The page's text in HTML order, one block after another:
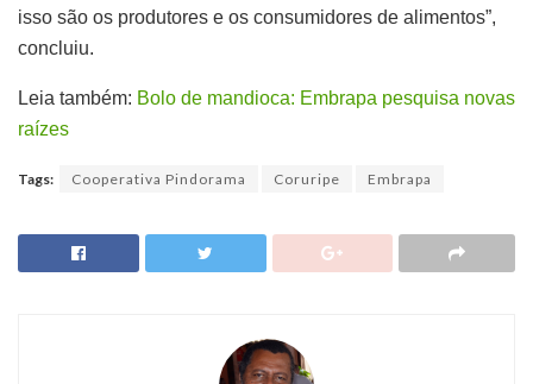
isso são os produtores e os consumidores de alimentos”,
concluiu.
Leia também: Bolo de mandioca: Embrapa pesquisa novas
raízes
Tags: Cooperativa Pindorama Coruripe Embrapa